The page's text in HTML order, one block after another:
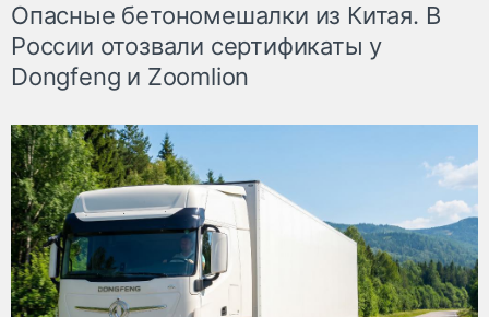
Опасные бетономешалки из Китая. В
России отозвали сертификаты у
Dongfeng и Zoomlion